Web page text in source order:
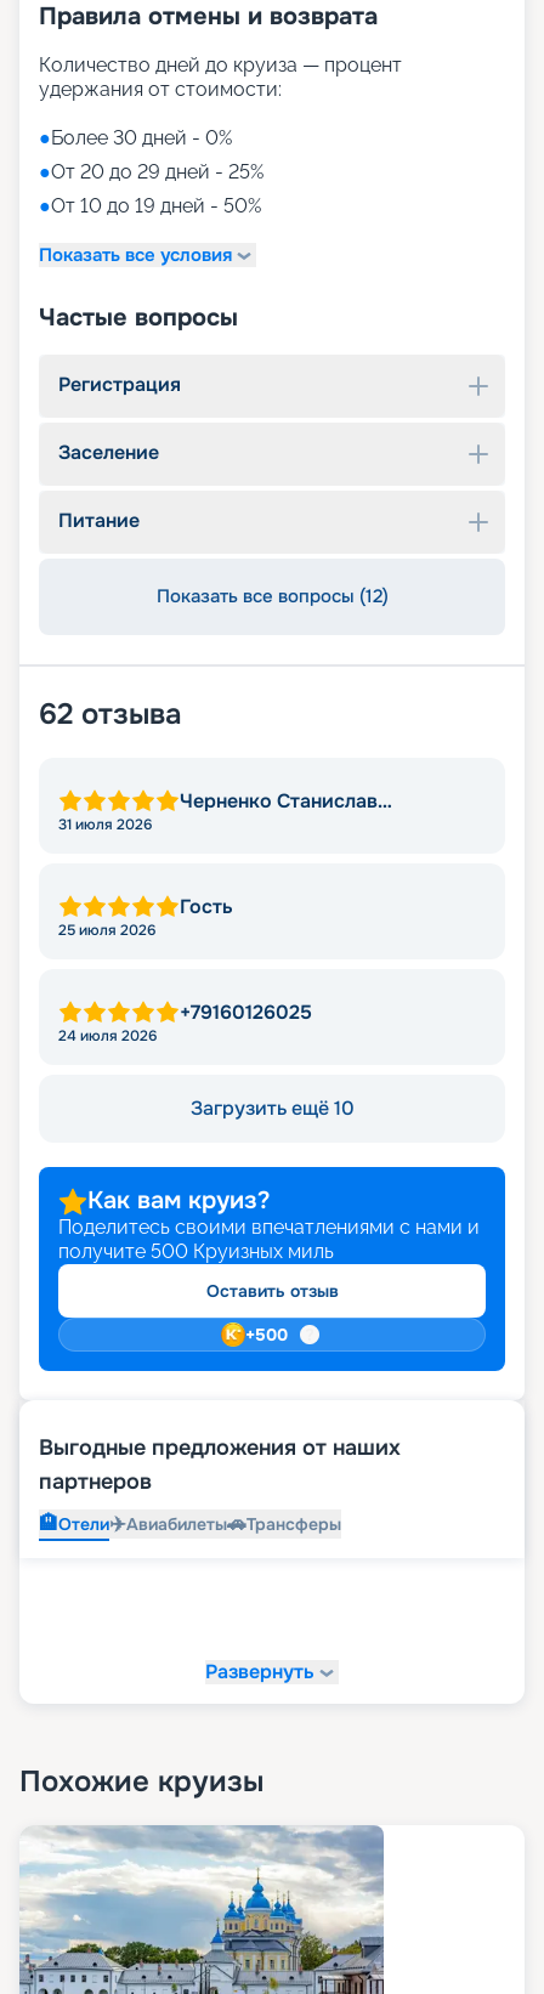
Правила отмены и возврата
Количество дней до круиза — процент
удержания от стоимости:
●Более 30 дней - 0%
●От 20 до 29 дней - 25%
●От 10 до 19 дней - 50%
Показать все условия
Частые вопросы
Регистрация
Заселение
Питание
Показать все вопросы (12)
62 отзыва
Черненко Станислав
31 июля 2026
Гость
25 июля 2026
+79160126025
24 июля 2026
Загрузить ещё 10
Как вам круиз?
Поделитесь своими впечатлениями с нами и
получите 500 Круизных миль
Оставить отзыв
+500
Выгодные предложения от наших
партнеров
🏨Отели✈️Авиабилеты🚗Трансферы
Развернуть
Похожие круизы